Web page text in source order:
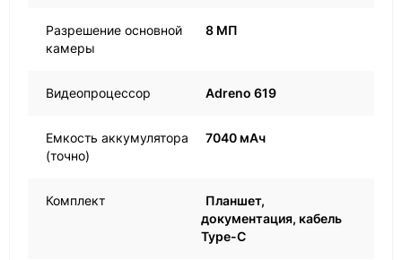
Разрешение основной
камеры
8 МП
Видеопроцессор Adreno 619
Емкость аккумулятора
(точно)
7040 мАч
Комплект
Планшет,
документация, кабель
Type-C